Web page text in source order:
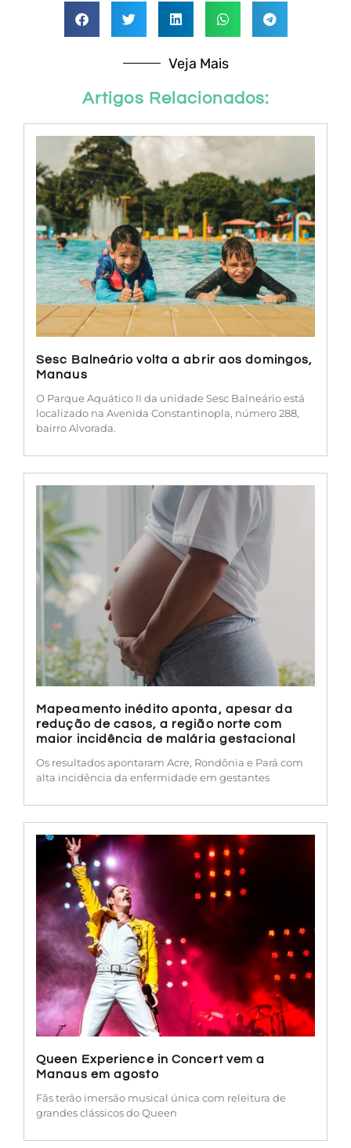
Veja Mais
Artigos Relacionados:
Sesc Balneário volta a abrir aos domingos,
Manaus
O Parque Aquático II da unidade Sesc Balneário está
localizado na Avenida Constantinopla, número 288,
bairro Alvorada.
Mapeamento inédito aponta, apesar da
redução de casos, a região norte com
maior incidência de malária gestacional
Os resultados apontaram Acre, Rondônia e Pará com
alta incidência da enfermidade em gestantes
Queen Experience in Concert vem a
Manaus em agosto
Fãs terão imersão musical única com releitura de
grandes clássicos do Queen